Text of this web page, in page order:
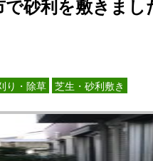
砂利を敷きまし
り・除草 芝生・砂利敷き